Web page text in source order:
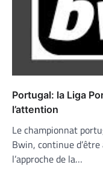
Portugal: la Liga
l’attention
Le championnat
Bwin, continue
l’approche de la…